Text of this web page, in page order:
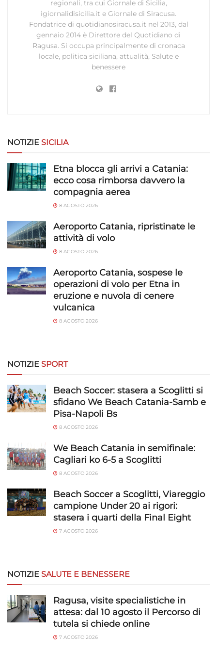
rilevare frodi, correggere errori, Erogare
e presentare pubblicità e contenuto,
Salvare e comunicare le scelte sulla
privacy.
Sempre attivo
regionali, tra cui Giornale di Sicilia,
igiornalidisicilia.it e Giornale di Siracusa.
Fondatrice di quotidianosiracusa.it nel 2013, dal
gennaio 2014 è Direttore del Quotidiano di
Ragusa. Si occupa principalmente di cronaca
locale, politica siciliana, attualità, Salute e
benessere
NOTIZIE SICILIA
Etna blocca gli arrivi a Catania:
ecco cosa rimborsa davvero la
compagnia aerea
8 AGOSTO 2026
Aeroporto Catania, ripristinate le
attività di volo
8 AGOSTO 2026
Aeroporto Catania, sospese le
operazioni di volo per Etna in
eruzione e nuvola di cenere
vulcanica
8 AGOSTO 2026
NOTIZIE SPORT
Beach Soccer: stasera a Scoglitti si
sfidano We Beach Catania-Samb e
Pisa-Napoli Bs
8 AGOSTO 2026
We Beach Catania in semifinale:
Cagliari ko 6-5 a Scoglitti
8 AGOSTO 2026
Beach Soccer a Scoglitti, Viareggio
campione Under 20 ai rigori:
stasera i quarti della Final Eight
7 AGOSTO 2026
NOTIZIE SALUTE E BENESSERE
Ragusa, visite specialistiche in
attesa: dal 10 agosto il Percorso di
tutela si chiede online
7 AGOSTO 2026